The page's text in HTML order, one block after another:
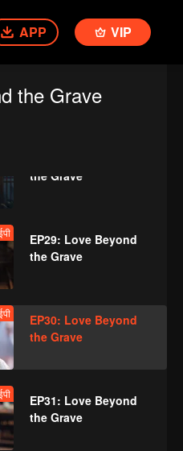
APP VIP
the Grave
the Grave
the Grave
the Grave
EP29: Love Beyond
the Grave
EP30: Love Beyond
the Grave
EP31: Love Beyond
the Grave